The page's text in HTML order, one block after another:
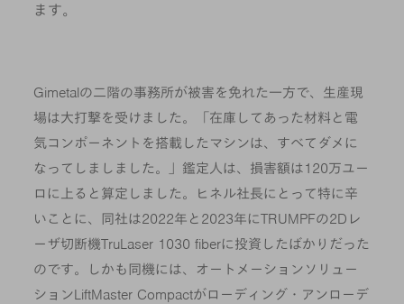
ます。
Gimetalの二階の事務所が被害を免れた一方で、生産現
場は大打撃を受けました。「在庫してあった材料と電
気コンポーネントを搭載したマシンは、すべてダメに
なってしましました。」鑑定人は、損害額は120万ユー
ロに上ると算定しました。ヒネル社長にとって特に辛
いことに、同社は2022年と2023年にTRUMPFの2Dレ
ーザ切断機TruLaser 1030 fiberに投資したばかりだった
のです。しかも同機には、オートメーションソリュー
ションLiftMaster Compactがローディング・アンローデ